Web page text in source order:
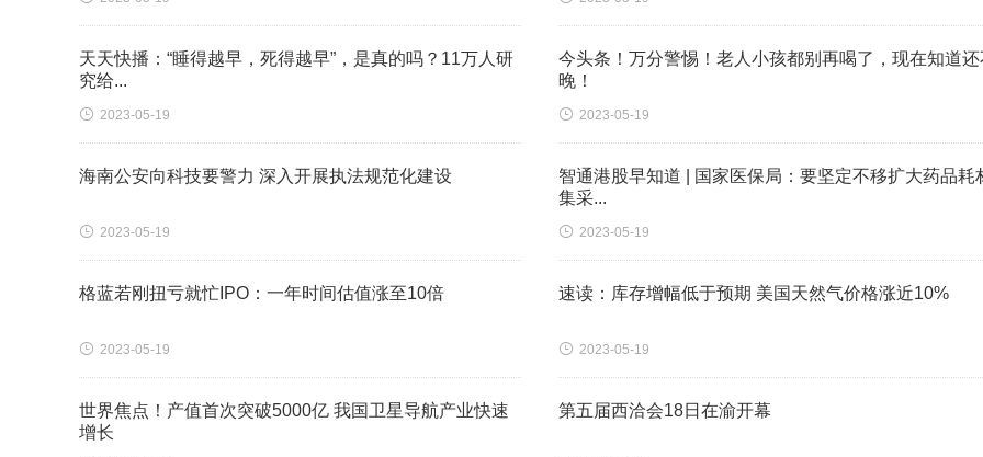
天天快播：“睡得越早，死得越早”，是真的吗？11万人研
究给...
 2023-05-19
今头条！万分警惕！老人小孩都别再喝了，现在知道还
晚！
 2023-05-19
海南公安向科技要警力 深入开展执法规范化建设
 2023-05-19
智通港股早知道 | 国家医保局：要坚定不移扩大药品耗
集采...
 2023-05-19
格蓝若刚扭亏就忙IPO：一年时间估值涨至10倍
 2023-05-19
速读：库存增幅低于预期 美国天然气价格涨近10%
 2023-05-19
世界焦点！产值首次突破5000亿 我国卫星导航产业快速
增长
第五届西洽会18日在渝开幕